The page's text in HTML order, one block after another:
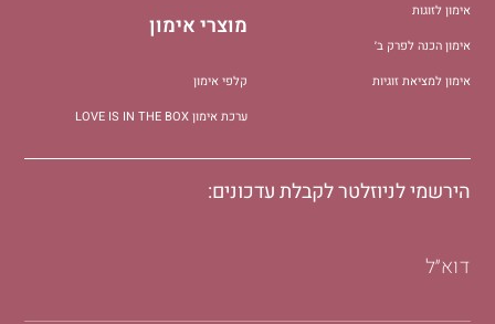
אימון לזוגות
אימון הכנה לפרק ב׳
אימון למציאת זוגיות
מוצרי אימון
קלפי אימון
ערכת אימון LOVE IS IN THE BOX
הירשמי לניוזלטר לקבלת עדכונים:
דוא״ל